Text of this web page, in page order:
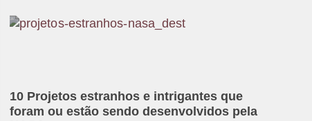
10 Projetos estranhos e intrigantes que
foram ou estão sendo desenvolvidos pela